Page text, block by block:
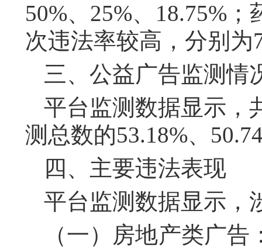
50%、25%、18.75%
次违法率较高，分别为
三、公益广告监测情
平台监测数据显示，
测总数的53.18%、
四、主要违法表现
平台监测数据显示，
（一）房地产类广